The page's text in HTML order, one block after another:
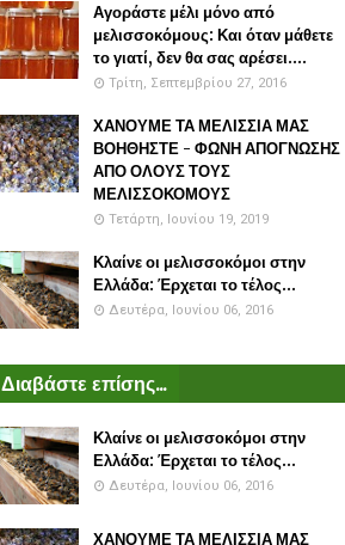
Αγοράστε μέλι μόνο από
μελισσοκόμους: Και όταν μάθετε
το γιατί, δεν θα σας αρέσει....
Τρίτη, Σεπτεμβρίου 27, 2016
ΧΑΝΟΥΜΕ ΤΑ ΜΕΛΙΣΣΙΑ ΜΑΣ
ΒΟΗΘΗΣΤΕ - ΦΩΝΗ ΑΠΟΓΝΩΣΗΣ
ΑΠΟ ΟΛΟΥΣ ΤΟΥΣ
ΜΕΛΙΣΣΟΚΟΜΟΥΣ
Τετάρτη, Ιουνίου 19, 2019
Κλαίνε οι μελισσοκόμοι στην
Ελλάδα: Έρχεται το τέλος...
Δευτέρα, Ιουνίου 06, 2016
Διαβάστε επίσης...
Κλαίνε οι μελισσοκόμοι στην
Ελλάδα: Έρχεται το τέλος...
Δευτέρα, Ιουνίου 06, 2016
ΧΑΝΟΥΜΕ ΤΑ ΜΕΛΙΣΣΙΑ ΜΑΣ